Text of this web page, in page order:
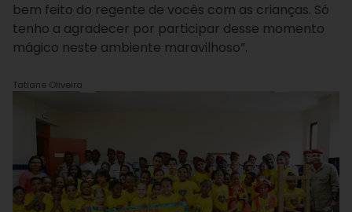
bem feito do regente de vocês com as crianças. Só
tenho a agradecer por participar desse momento
mágico neste ambiente maravilhoso”.
Tatiane Oliveira